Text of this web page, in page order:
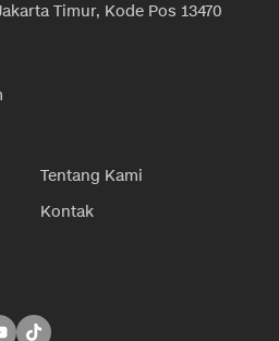
Timur, Kode Pos 13470
Tentang Kami
Kontak